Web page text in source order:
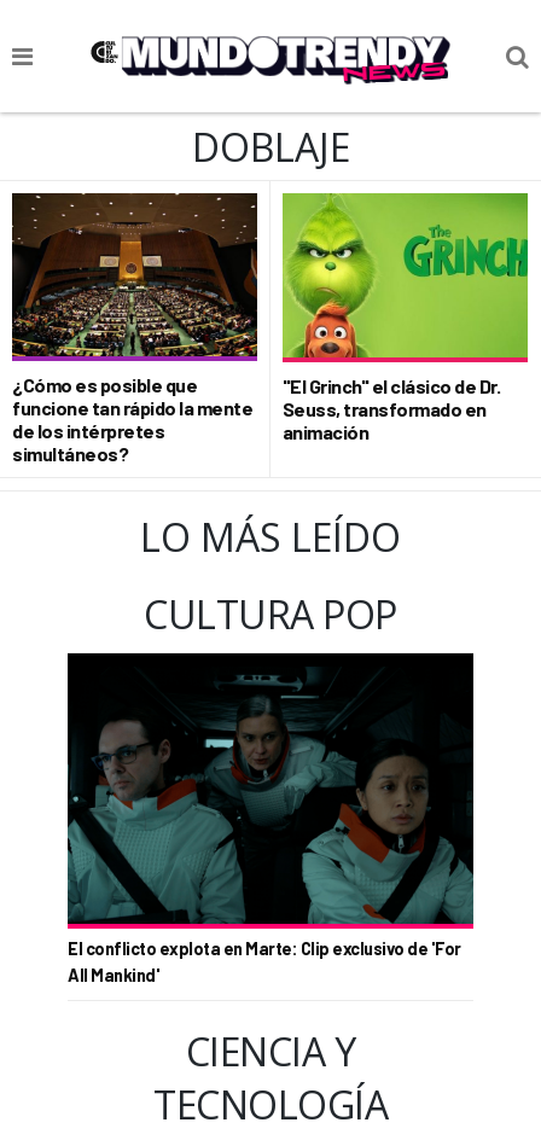
NOTICIAS
CIENCIA Y TECNOLOGÍA
VIDA
SOCIEDAD
CULTURIZANDO.COM
DOBLAJE
¿Cómo es posible que
funcione tan rápido la mente
de los intérpretes
simultáneos?
"El Grinch" el clásico de Dr.
Seuss, transformado en
animación
LO MÁS LEÍDO
CULTURA POP
El conflicto explota en Marte: Clip exclusivo de 'For
All Mankind'
CIENCIA Y
TECNOLOGÍA